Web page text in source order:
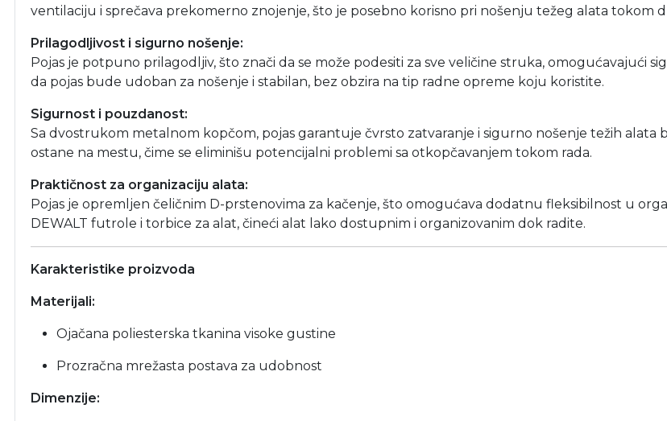
ventilaciju i sprečava prekomerno znojenje, što je posebno korisno pri nošenju težeg alata tokom
Prilagodljivost i sigurno nošenje:
Pojas je potpuno prilagodljiv, što znači da se može podesiti za sve veličine struka, omogućavajući
da pojas bude udoban za nošenje i stabilan, bez obzira na tip radne opreme koju koristite.
Sigurnost i pouzdanost:
Sa dvostrukom metalnom kopčom, pojas garantuje čvrsto zatvaranje i sigurno nošenje težih alata
ostane na mestu, čime se eliminišu potencijalni problemi sa otkopčavanjem tokom rada.
Praktičnost za organizaciju alata:
Pojas je opremljen čeličnim D-prstenovima za kačenje, što omogućava dodatnu fleksibilnost u
DEWALT futrole i torbice za alat, čineći alat lako dostupnim i organizovanim dok radite.
Karakteristike proizvoda
Materijali:
Ojačana poliesterska tkanina visoke gustine
Prozračna mrežasta postava za udobnost
Dimenzije: